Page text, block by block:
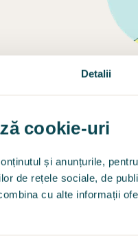
Detalii
cookie-uri
și anunțurile,
de rețele sociale, de
cu alte informații
bazată pe